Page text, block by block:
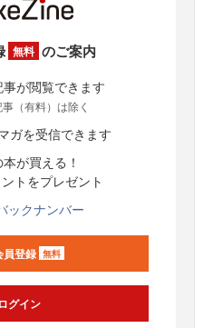
無料 のご案内
事が閲覧できます
（有料）は除く
ガを受信できます
が買える！
トをプレゼント
ックナンバー
員登録 無料
ログイン